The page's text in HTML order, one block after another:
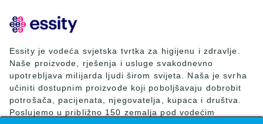
Essity je vodeća svjetska tvrtka za higijenu i zdravlje.
Naše proizvode, rješenja i usluge svakodnevno
upotrebljava milijarda ljudi širom svijeta. Naša je svrha
učiniti dostupnim proizvode koji poboljšavaju dobrobit
potrošača, pacijenata, njegovatelja, kupaca i društva.
Poslujemo u približno 150 zemalja pod vodećim